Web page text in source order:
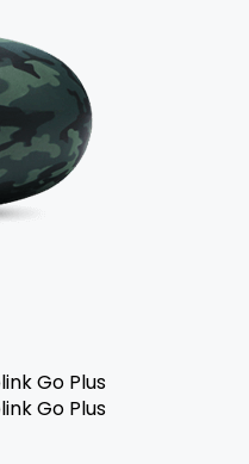
Go Plus
Go Plus